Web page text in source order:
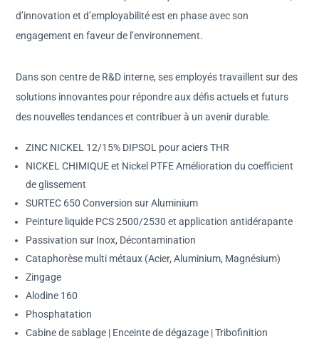
d’innovation et d’employabilité est en phase avec son
engagement en faveur de l’environnement.
Dans son centre de R&D interne, ses employés travaillent sur des
solutions innovantes pour répondre aux défis actuels et futurs
des nouvelles tendances et contribuer à un avenir durable.
ZINC NICKEL 12/15% DIPSOL pour aciers THR
NICKEL CHIMIQUE et Nickel PTFE Amélioration du coefficient
de glissement
SURTEC 650 Conversion sur Aluminium
Peinture liquide PCS 2500/2530 et application antidérapante
Passivation sur Inox, Décontamination
Cataphorèse multi métaux (Acier, Aluminium, Magnésium)
Zingage
Alodine 160
Phosphatation
Cabine de sablage | Enceinte de dégazage | Tribofinition